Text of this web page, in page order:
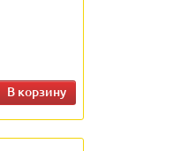
В корзину